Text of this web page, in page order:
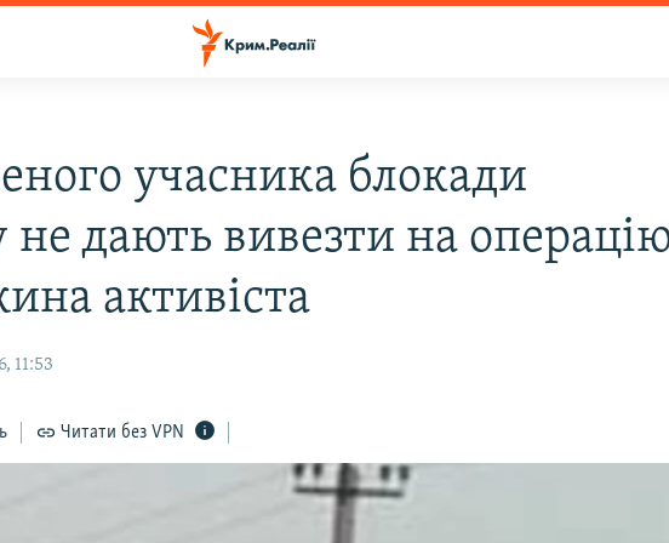
учасника блокади
дають вивезти на
активіста
11:53
Читати без VPN